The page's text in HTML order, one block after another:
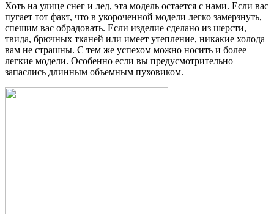
Хоть на улице снег и лед, эта модель остается с нами. Если вас
пугает тот факт, что в укороченной модели легко замерзнуть,
спешим вас обрадовать. Если изделие сделано из шерсти,
твида, брючных тканей или имеет утепление, никакие холода
вам не страшны. С тем же успехом можно носить и более
легкие модели. Особенно если вы предусмотрительно
запаслись длинным объемным пуховиком.